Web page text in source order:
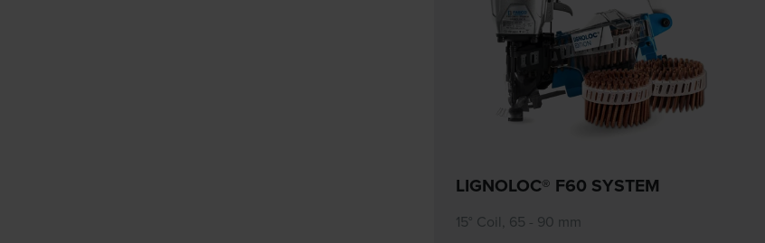
LIGNOLOC® F60 SYSTEM
15° Coil, 65 - 90 mm